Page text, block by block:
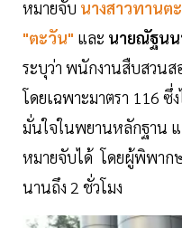
หมายจับ นางสาวทานต
"ตะวัน" และ นายณัฐนน
ระบุว่า พนักงานสืบสวนส
โดยเฉพาะมาตรา 116 ซึ่
มั่นใจในพยานหลักฐาน
หมายจับได้ โดยผู้พิพาก
นานถึง 2 ชั่วโมง